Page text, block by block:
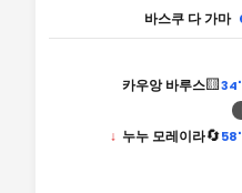
바스쿠 다 가마
34'
🟨
카우앙 바루스
58'
🔄
↓ 누누 모레이라